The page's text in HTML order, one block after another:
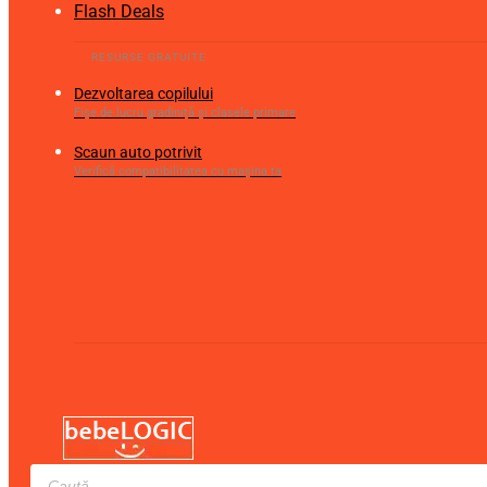
Flash Deals
Dezvoltarea copilului
Fișe de lucru gradiniță și clasele primare
Scaun auto potrivit
Verifică compatibilitatea cu mașina ta
Products